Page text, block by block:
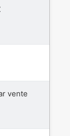
vente